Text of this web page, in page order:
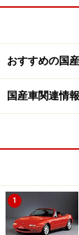
通り、両社
ん。重要な
かったのだ
いのに、自
うことにな
トキー標準
ペーシアよ
競合4車種
おすすめの国
国産車関連情報
1